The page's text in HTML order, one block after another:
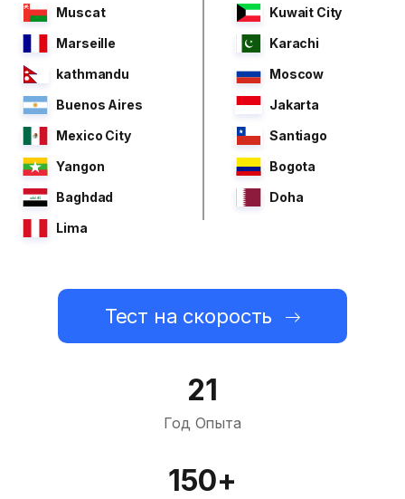
Muscat
Kuwait City
Marseille
Karachi
kathmandu
Moscow
Buenos Aires
Jakarta
Mexico City
Santiago
Yangon
Bogota
Baghdad
Doha
Lima
Тест на скорость
21
Год Опыта
150+